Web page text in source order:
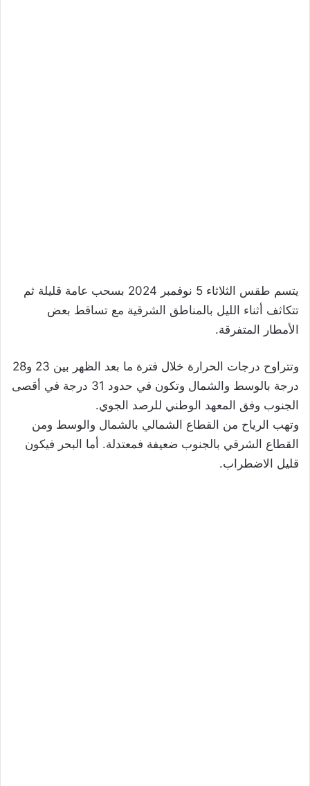
يتسم طقس الثلاثاء 5 نوفمبر 2024 بسحب عامة قليلة ثم
تتكاثف أثناء الليل بالمناطق الشرقية مع تساقط بعض
الأمطار المتفرقة.
وتتراوح درجات الحرارة خلال فترة ما بعد الظهر بين 23 و28
درجة بالوسط والشمال وتكون في حدود 31 درجة في أقصى
الجنوب وفق المعهد الوطني للرصد الجوي.
وتهب الرياح من القطاع الشمالي بالشمال والوسط ومن
القطاع الشرقي بالجنوب ضعيفة فمعتدلة. أما البحر فيكون
قليل الاضطراب.